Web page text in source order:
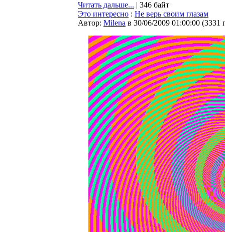
Читать дальше... | 346 байт
Это интересно : Не верь своим глазам
Автор: Milena в 30/06/2009 01:00:00 (3331